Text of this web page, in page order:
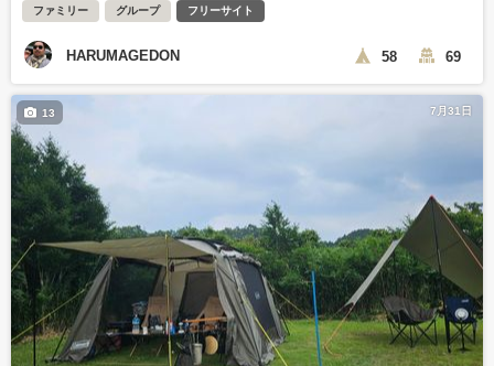
ファミリー グループ フリーサイト
HARUMAGEDON 58 69
7月31日
13